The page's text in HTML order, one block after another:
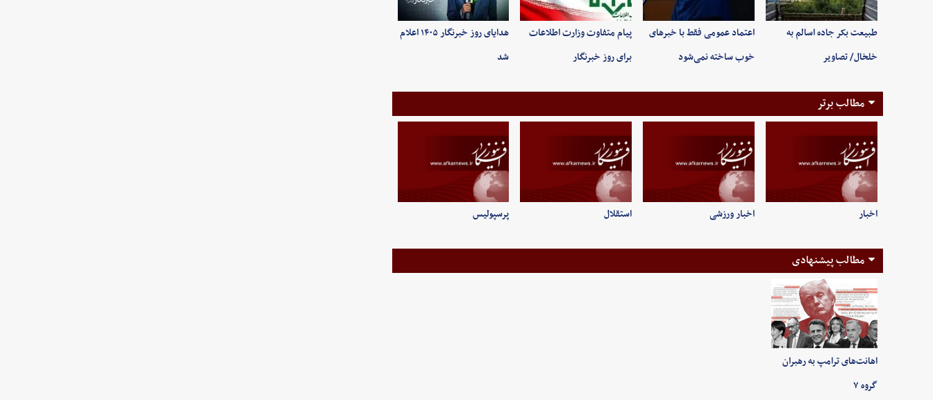
طبیعت بکر جاده اسالم به
خلخال/ تصاویر
اعتماد عمومی فقط با خبرهای
خوب ساخته نمی‌شود
پیام متفاوت وزارت اطلاعات
برای روز خبرنگار
هدایای روز خبرنگار ۱۴۰۵ اعلام
شد
مطالب برتر
اخبار اخبار ورزشی استقلال پرسپولیس
مطالب پیشنهادی
اهانت‌های ترامپ به رهبران
گروه ۷